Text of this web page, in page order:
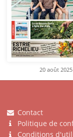
20 août 2025
Contact
Politique de
Conditions